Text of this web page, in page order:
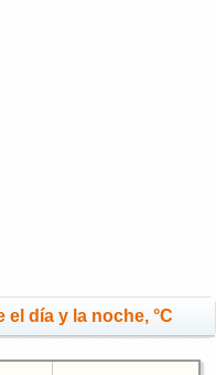
día y la noche, °C